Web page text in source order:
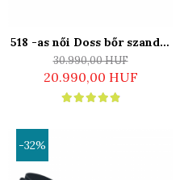
518 -as női Doss bőr szandál
- fehér - bütykös lábra
30.990,00 HUF
20.990,00 HUF
-32%